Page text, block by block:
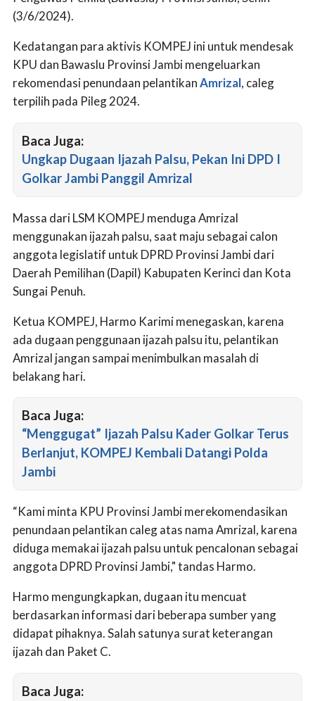
(3/6/2024).
Kedatangan para aktivis KOMPEJ ini untuk mendesak
KPU dan Bawaslu Provinsi Jambi mengeluarkan
rekomendasi penundaan pelantikanAmrizal, caleg
terpilih pada Pileg 2024.
Baca Juga:
Ungkap Dugaan Ijazah Palsu, Pekan Ini DPD I
Golkar Jambi Panggil Amrizal
Massa dari LSM KOMPEJ menduga Amrizal
menggunakan ijazah palsu, saat maju sebagai calon
anggota legislatif untuk DPRD Provinsi Jambi dari
Daerah Pemilihan (Dapil) Kabupaten Kerinci dan Kota
Sungai Penuh.
Ketua KOMPEJ, Harmo Karimi menegaskan, karena
ada dugaan penggunaan ijazah palsu itu, pelantikan
Amrizal jangan sampai menimbulkan masalah di
belakang hari.
Baca Juga:
“Menggugat” Ijazah Palsu Kader Golkar Terus
Berlanjut, KOMPEJ Kembali Datangi Polda
Jambi
“Kami minta KPU Provinsi Jambi merekomendasikan
penundaan pelantikan caleg atas nama Amrizal, karena
diduga memakai ijazah palsu untuk pencalonan sebagai
anggota DPRD Provinsi Jambi," tandas Harmo.
Harmo mengungkapkan, dugaan itu mencuat
berdasarkan informasi dari beberapa sumber yang
didapat pihaknya. Salah satunya surat keterangan
ijazah dan Paket C.
Baca Juga: